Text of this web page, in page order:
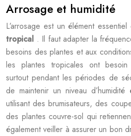
Arrosage et humidité
L’arrosage est un élément essentiel
tropical . Il faut adapter la
besoins des plantes et aux
les plantes tropicales ont besoin
surtout pendant les périodes de
de maintenir un niveau
utilisant des brumisateurs, des
des plantes couvre-sol qui
également veiller à assurer un bon